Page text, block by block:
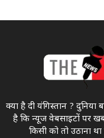
क्या है दी यंगिस्तान ?
है कि न्यूज वेबसाइटों पर
किसी को तो उठाना